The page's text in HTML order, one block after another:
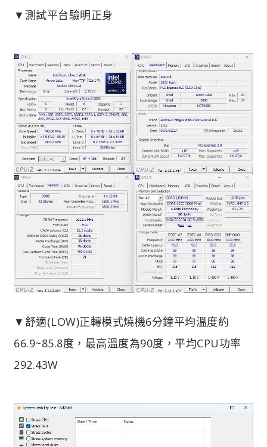
▼測試平台驗明正身
▼舒適(LOW)正轉模式燒機6分鐘平均溫度約
66.9~85.8度，最高溫度為90度，平均CPU功率
292.43W